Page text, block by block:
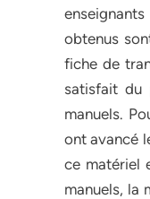
obtenus
fiche de
satisfait du
manuels.
ont avancé
ce matériel
manuels, la